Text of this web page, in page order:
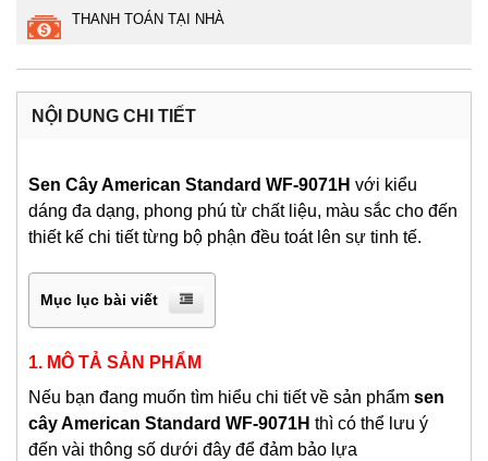
THANH TOÁN TẠI NHÀ
NỘI DUNG CHI TIẾT
Sen Cây American Standard WF-9071H với kiểu
dáng đa dạng, phong phú từ chất liệu, màu sắc cho đến
thiết kế chi tiết từng bộ phận đều toát lên sự tinh tế.
Mục lục bài viết
1. MÔ TẢ SẢN PHẨM
Nếu bạn đang muốn tìm hiểu chi tiết về sản phẩm sen
câyAmerican Standard WF-9071H thì có thể lưu ý
đến vài thông số dưới đây để đảm bảo lựa